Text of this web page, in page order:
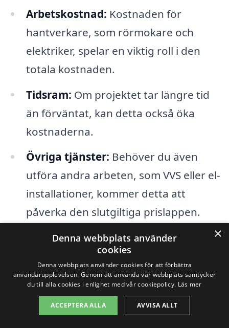
Arbetskostnad: Kostnaden för
hantverkare, som rörmokare och
elektriker, spelar en viktig roll i den
totala kostnaden.
Tidsram: Om projektet tar längre tid
än förväntat, kan detta också öka
kostnaderna.
Övriga tjänster: Behöver du även
utföra andra arbeten, som VVS eller el-
installationer, kommer detta att
påverka den slutgiltiga prislappen.
Bygglov:I vissa fall kan det krävas
bygglov för renoveringar, vilket kan
medföra ytterligare kostnader.
Att få flera offerter från olika
×
Denna webbplats använder
cookies
Denna webbplats använder cookies för att förbättra
användarupplevelsen. Genom att använda vår webbplats samtycker
du till alla cookies i enlighet med vår cookiepolicy. Läs mer
ACCEPTERA ALLA AVVISA ALLT